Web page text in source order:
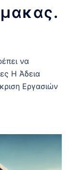
να
Η Άδεια
Εργασιών